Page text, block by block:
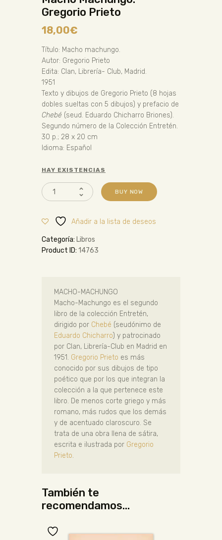
Gregorio Prieto
18,00€
Título: Macho machungo.
Autor: Gregorio Prieto
Edita: Clan, Librería- Club, Madrid.
1951
Texto y dibujos de Gregorio Prieto (8 hojas
dobles sueltas con 5 dibujos) y prefacio de
Chebé (seud. Eduardo Chicharro Briones).
Segundo número de la Colección Entretén.
30 p.; 28 x 20 cm
Idioma: Español
HAY EXISTENCIAS
BUY NOW
Añadir a la lista de deseos
Categoría: Libros
Product ID: 14763
MACHO-MACHUNGO
Macho-Machungo es el segundo
libro de la colección Entretén,
dirigido por Chebé (seudónimo de
Eduardo Chicharro) y patrocinado
por Clan, Librería-Club en Madrid en
1951. Gregorio Prieto es más
conocido por sus dibujos de tipo
poético que por los que integran la
colección a la que pertenece este
libro. De menos corte griego y más
romano, más rudos que los demás
y de acentuado claroscuro. Se
trata de una obra llena de sátira,
escrita e ilustrada por Gregorio
Prieto.
También te
recomendamos…